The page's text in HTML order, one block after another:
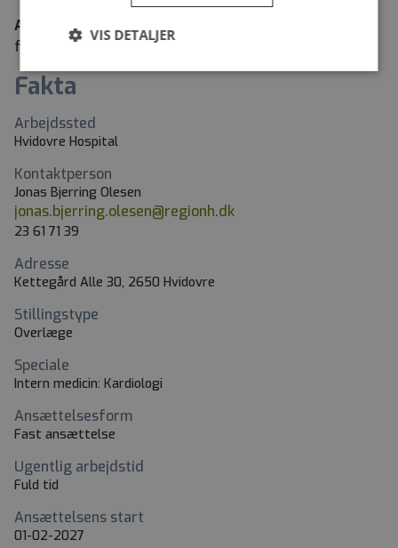
Ansøgningsfrist
forventes at blive afholdt den 12.08.2026.
Fakta
Arbejdssted
Hvidovre Hospital
Kontaktperson
Jonas Bjerring Olesen
jonas.bjerring.olesen@regionh.dk
23 61 71 39
Adresse
Kettegård Alle 30, 2650 Hvidovre
Stillingstype
Overlæge
Speciale
Intern medicin: Kardiologi
Ansættelsesform
Fast ansættelse
Ugentlig arbejdstid
Fuld tid
Ansættelsens start
01-02-2027
VIS DETALJER